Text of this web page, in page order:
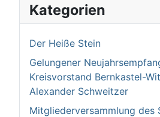
Kategorien
Der Heiße Stein
Gelungener
Kreisvorstand Bernkastel-
Alexander Schweitzer
Mitgliederversammlung des